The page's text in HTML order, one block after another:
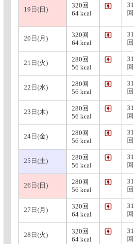
19日(日)
320回
64 kcal
回
20日(月)
320回
64 kcal
回
21日(火)
280回
56 kcal
回
22日(水)
280回
56 kcal
回
23日(木)
280回
56 kcal
回
24日(金)
280回
56 kcal
回
25日(土)
280回
56 kcal
回
26日(日)
280回
56 kcal
回
27日(月)
320回
64 kcal
回
28日(火)
320回
64 kcal
回